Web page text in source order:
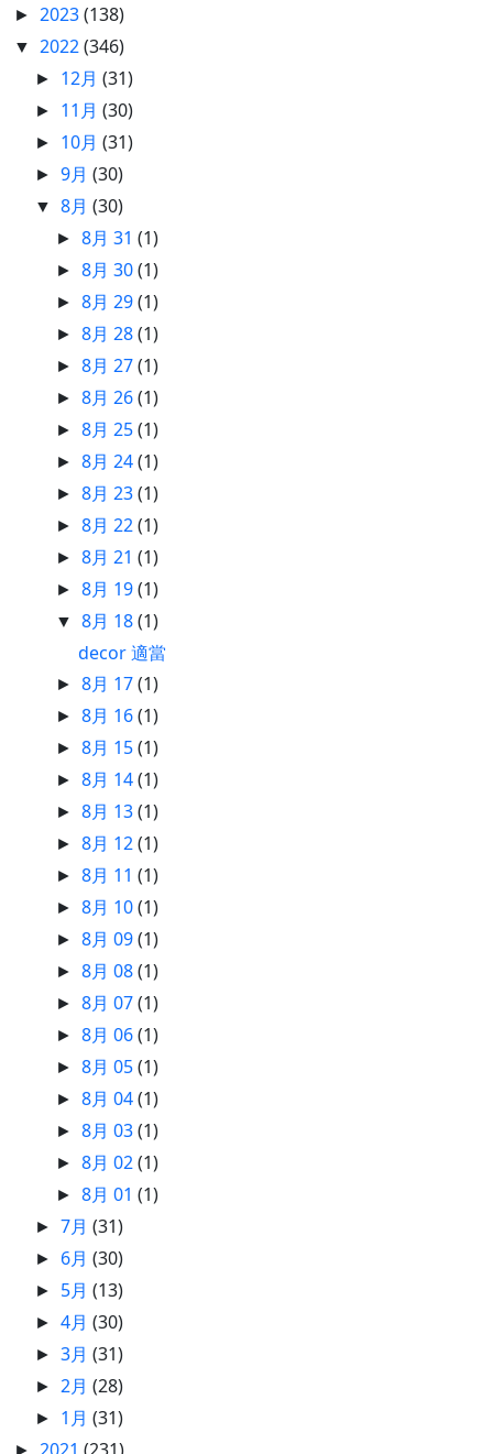
► 2023(138)
▼ 2022(346)
► 12月(31)
► 11月(30)
► 10月(31)
►9月(30)
▼8月(30)
►8月 31(1)
►8月 30(1)
►8月 29(1)
►8月 28(1)
►8月 27(1)
►8月 26(1)
►8月 25(1)
►8月 24(1)
►8月 23(1)
►8月 22(1)
►8月 21(1)
►8月 19(1)
▼8月 18(1)
decor 適當
►8月 17(1)
►8月 16(1)
►8月 15(1)
►8月 14(1)
►8月 13(1)
►8月 12(1)
►8月 11(1)
►8月 10(1)
►8月 09(1)
►8月 08(1)
►8月 07(1)
►8月 06(1)
►8月 05(1)
►8月 04(1)
►8月 03(1)
►8月 02(1)
►8月 01(1)
►7月(31)
► 6月(30)
► 5月(13)
►4月(30)
►3月(31)
► 2月(28)
► 1月(31)
►